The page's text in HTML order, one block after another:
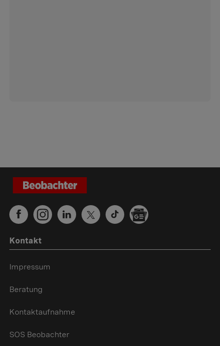
Kontakt
Impressum
Beratung
Kontaktaufnahme
SOS Beobachter